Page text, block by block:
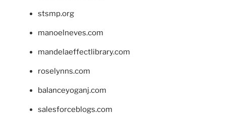
stsmp.org
manoelneves.com
mandelaeffectlibrary.com
roselynns.com
balanceyoganj.com
salesforceblogs.com